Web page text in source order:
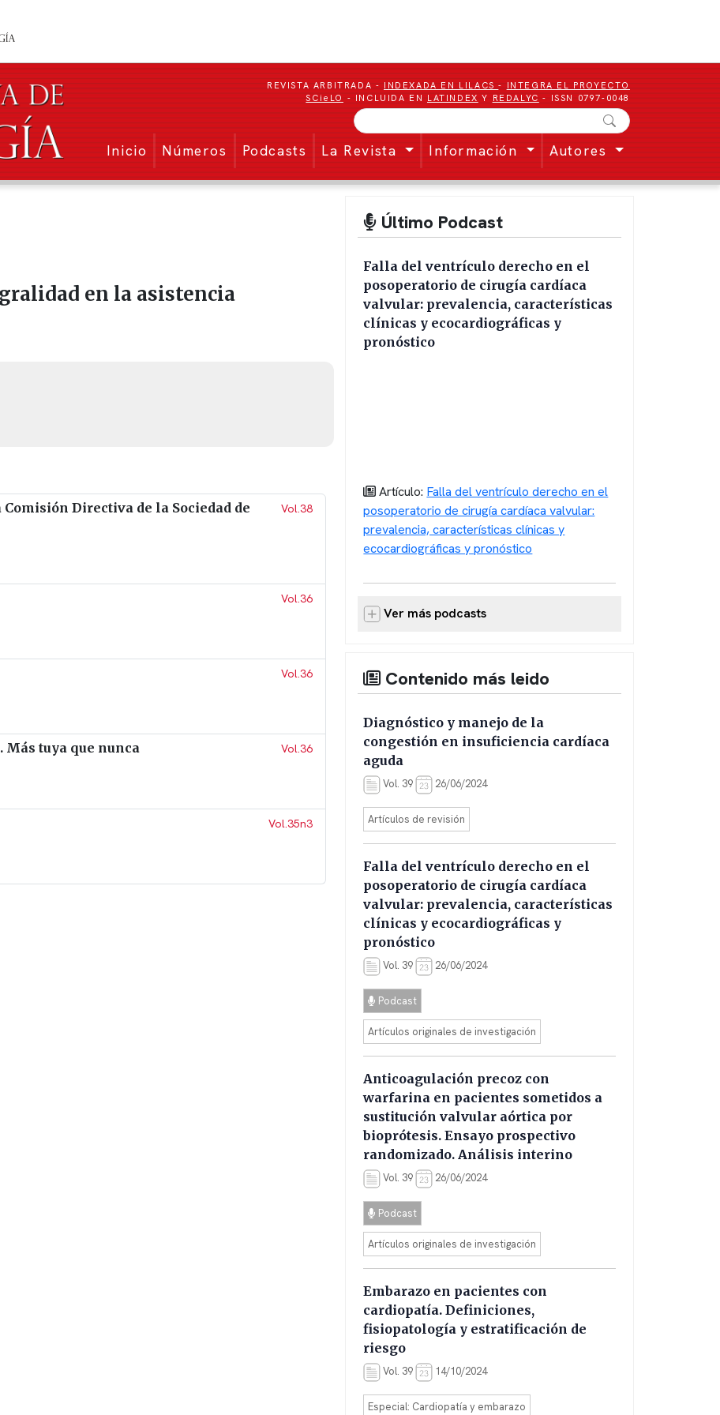
Menu secundario
Inicio Números Podcasts La Revista Información Autores
REVISTA ARBITRADA -INDEXADA EN LILACS-INTEGRA EL PROYECTO
SCieLO - INCLUIDA EN LATINDEX Y REDALYC - ISSN 0797-0048
en la asistencia
Directiva de la Sociedad de
Vol.38
Vol.36
Vol.36
Más tuya que nunca Vol.36
Vol.35n3
Último Podcast
Falla del ventrículo derecho en el
posoperatorio de cirugía cardíaca
valvular: prevalencia, características
clínicas y ecocardiográficas y
pronóstico
Artículo: Falla del ventrículo derecho en el
posoperatorio de cirugía cardíaca valvular:
prevalencia, características clínicas y
ecocardiográficas y pronóstico
Ver más podcasts
Contenido más leido
Diagnóstico y manejo de la
congestión en insuficiencia cardíaca
aguda
Vol. 39 26/06/2024
Artículos de revisión
Falla del ventrículo derecho en el
posoperatorio de cirugía cardíaca
valvular: prevalencia, características
clínicas y ecocardiográficas y
pronóstico
Vol. 39 26/06/2024
Podcast
Artículos originales de investigación
Anticoagulación precoz con
warfarina en pacientes sometidos a
sustitución valvular aórtica por
bioprótesis. Ensayo prospectivo
randomizado. Análisis interino
Vol. 39 26/06/2024
Podcast
Artículos originales de investigación
Embarazo en pacientes con
cardiopatía. Definiciones,
fisiopatología y estratificación de
riesgo
Vol. 39 14/10/2024
Especial: Cardiopatía y embarazo